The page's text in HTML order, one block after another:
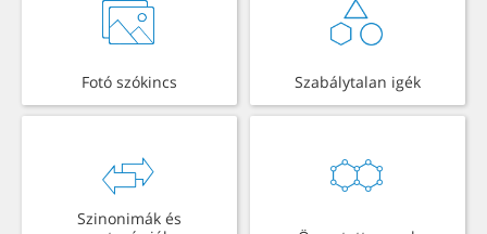
Fotó szókincs Szabálytalan igék
Szinonimák és